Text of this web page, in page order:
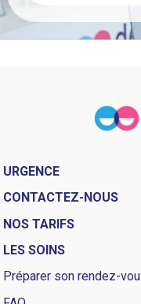
URGENCE
CONTACTEZ-NOUS
NOS TARIFS
LES SOINS
Préparer son rendez-